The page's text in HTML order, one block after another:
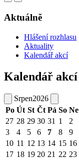
Aktuálně
Hlášení rozhlasu
Aktuality
Kalendář akcí
Kalendář akcí
Srpen2026
Po Út St Čt Pá So Ne
27 28 29 30 31 1
2
3
4 5 6 7 8
9
10 11 12 13 14 15 16
17 18 19 20 21 22 23